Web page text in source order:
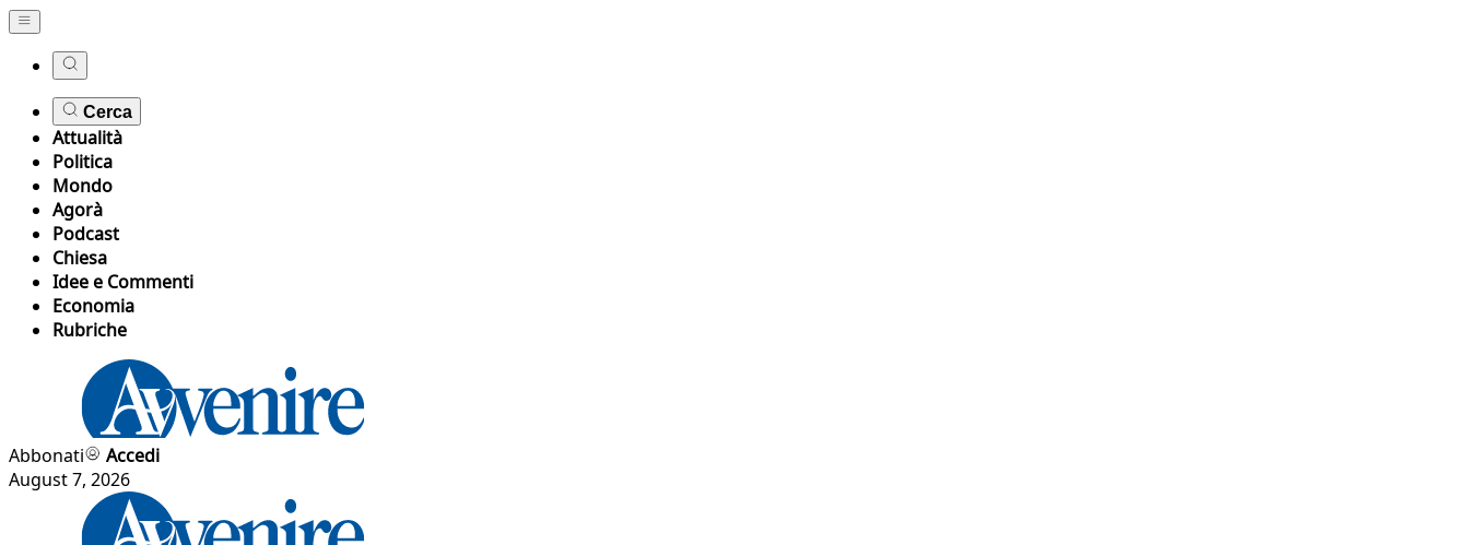
Cerca
Attualità
Politica
Mondo
Agorà
Podcast
Chiesa
Idee e Commenti
Economia
Rubriche
Abbonati
Accedi
August 7, 2026